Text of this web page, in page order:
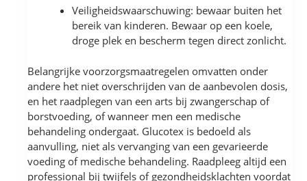
Veiligheidswaarschuwing: bewaar buiten het
bereik van kinderen. Bewaar op een koele,
droge plek en bescherm tegen direct zonlicht.
Belangrijke voorzorgsmaatregelen omvatten onder
andere het niet overschrijden van de aanbevolen dosis,
en het raadplegen van een arts bij zwangerschap of
borstvoeding, of wanneer men een medische
behandeling ondergaat. Glucotex is bedoeld als
aanvulling, niet als vervanging van een gevarieerde
voeding of medische behandeling. Raadpleeg altijd een
professional bij twijfels of gezondheidsklachten voordat